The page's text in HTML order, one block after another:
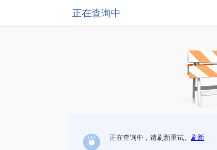
正在查询中
正在查询中，请刷新重试。 刷新